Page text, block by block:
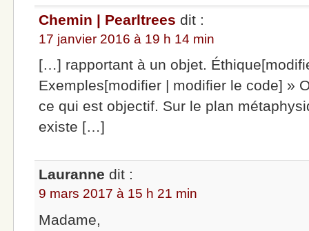
Chemin | Pearltrees dit :
17 janvier 2016 à 19 h 14 min
[…] rapportant à un objet.
Exemples[modifier | modifier le code] »
ce qui est objectif. Sur le plan
existe […]
Lauranne dit :
9 mars 2017 à 15 h 21 min
Madame,